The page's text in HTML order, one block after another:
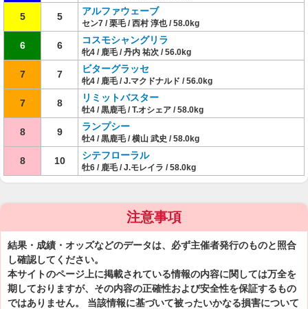
5 5 アルファウェーブ
セン7 / 栗毛 / 西村 淳也 / 58.0kg
6 6 コスモシャングリラ
牝4 / 鹿毛 / 丹内 祐次 / 56.0kg
7 7 ビターグラッセ
牝4 / 鹿毛 / J.マクドナルド / 56.0kg
7 8 リミットバスター
牡4 / 黒鹿毛 / T.オシェア / 58.0kg
8 9 ランプシー
牡4 / 黒鹿毛 / 横山 武史 / 58.0kg
8 10 シテフローラル
牡6 / 鹿毛 / J.モレイラ / 58.0kg
注意事項
結果・成績・オッズなどのデータは、必ず主催者発行のものと照合
し確認してください。
本サイトのページ上に掲載されている情報の内容に関しては万全を
期しておりますが、その内容の正確性および安全性を保証するもの
ではありません。 当該情報に基づいて被ったいかなる損害について